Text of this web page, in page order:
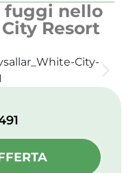
fuggi nello
Resort